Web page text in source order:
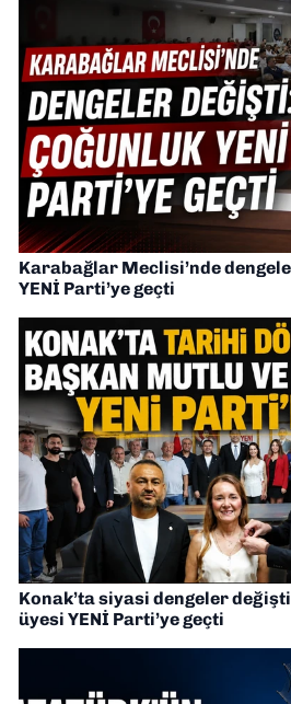
Karabağlar Meclisi’nde
YENİ Parti’ye geçti
Konak’ta siyasi dengeler
üyesi YENİ Parti’ye geçti